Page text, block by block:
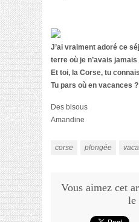
J’ai vraiment adoré ce
terre où je n’avais
Et toi, la Corse, tu
Tu pars où en vacances ?
Des bisous
Amandine
corse plongée
Vous aimez cet
le